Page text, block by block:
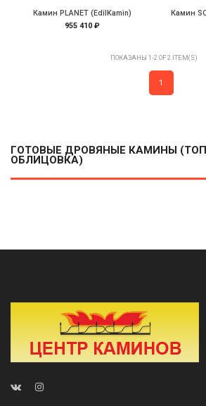
ГОТОВЫЕ ДРОВЯНЫЕ КАМИНЫ
ОБЛИЦОВКА)
Камин PLANET (EdilKamin)
955 410 ₽
Камин
ПОКАЗАНЫ 1-2 OF 2 ITEM(S)
1